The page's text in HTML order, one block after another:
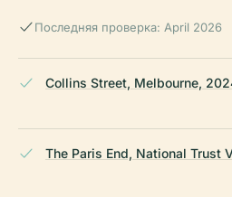
Последняя проверка: April 2026
Collins Street, Melbourne,
The Paris End, National Trust